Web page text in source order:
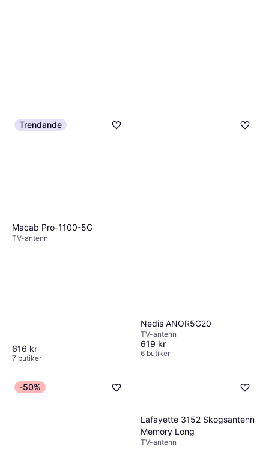
Trendande
Macab Pro-1100-5G
TV-antenn
616 kr
7 butiker
Nedis ANOR5G20
TV-antenn
619 kr
6 butiker
-50%
Lafayette 3152 Skogsantenn
Memory Long
TV-antenn